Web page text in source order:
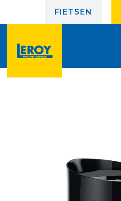
FIETSEN